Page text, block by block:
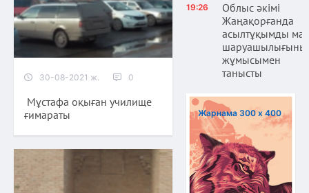
30-08-2021 ж. 0
Мұстафа оқыған училище
ғимараты
19:26
Облыс әкімі
Жаңақорғанда
асылтұқымды мал
жұмысымен
танысты
Жарнама 300 х 400